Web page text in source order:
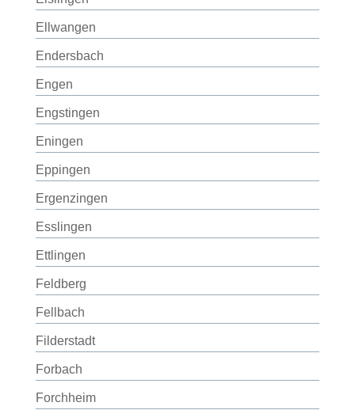
Ellwangen
Endersbach
Engen
Engstingen
Eningen
Eppingen
Ergenzingen
Esslingen
Ettlingen
Feldberg
Fellbach
Filderstadt
Forbach
Forchheim